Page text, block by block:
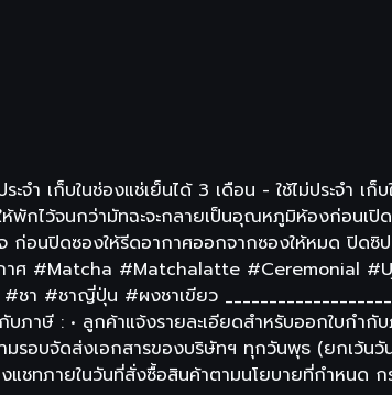
เก็บในช่องแช่เย็นได้ 3 เดือน - ใช้ไม่ประจำ เก็
กไว้จนกว่ามัทฉะจะกลายเป็นอุณหภูมิห้องก่อนเ
ก่อนปิดซองให้รีดอากาศออกจากซองให้หมด ปิด
กาศ #Matcha #Matchalatte #Ceremonial
าญี่ปุ่น #ผงชาเขียว
าษี : • ลูกค้าแจ้งรายละเอียดสำหรับออกใบกำ
มรอบจัดส่งเอกสารของบริษัทฯ ทุกวันพุธ (ยกเว้
ทภายในวันที่สั่งซื้อสินค้าตามนโยบายที่กำหนด